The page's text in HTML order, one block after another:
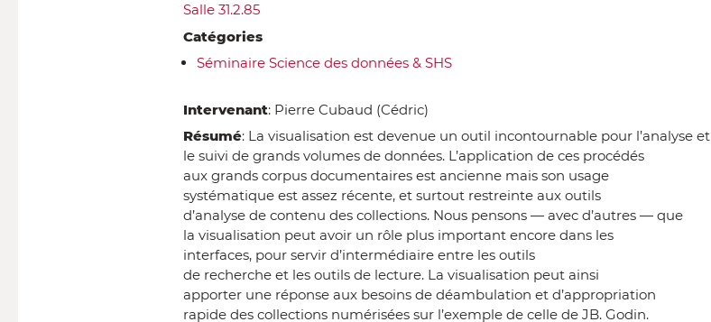
Salle 31.2.85
Catégories
Séminaire Science des données & SHS
Intervenant: Pierre Cubaud (Cédric)
Résumé: La visualisation est devenue un outil incontournable pour l’analyse et
le suivi de grands volumes de données. L’application de ces procédés
aux grands corpus documentaires est ancienne mais son usage
systématique est assez récente, et surtout restreinte aux outils
d’analyse de contenu des collections. Nous pensons — avec d’autres — que
la visualisation peut avoir un rôle plus important encore dans les
interfaces, pour servir d’intermédiaire entre les outils
de recherche et les outils de lecture. La visualisation peut ainsi
apporter une réponse aux besoins de déambulation et d’appropriation
rapide des collections numérisées sur l’exemple de celle de JB. Godin.